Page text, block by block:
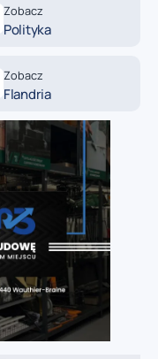
Zobacz
Polityka
Zobacz
Flandria